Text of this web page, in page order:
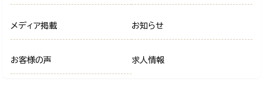
メディア掲載 お知らせ
お客様の声 求人情報